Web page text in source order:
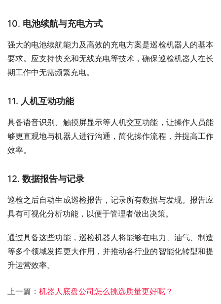
10. 电池续航与充电方式
强大的电池续航能力及高效的充电方案是巡检机器人的基本
要求。应支持快充和无线充电等技术，确保巡检机器人在长
期工作中无需频繁充电。
11. 人机互动功能
具备语音识别、触摸屏显示等人机交互功能，让操作人员能
够更直观地与机器人进行沟通，简化操作流程，并提高工作
效率。
12. 数据报告与记录
巡检之后自动生成巡检报告，记录所有数据与发现。报告应
具有可视化分析功能，以便于管理者做出决策。
通过具备这些功能，巡检机器人将能够在电力、油气、制造
等多个领域发挥更大作用，并推动各行业的智能化转型和提
升运营效率。
上一篇： 机器人底盘公司怎么挑选质量更好呢？